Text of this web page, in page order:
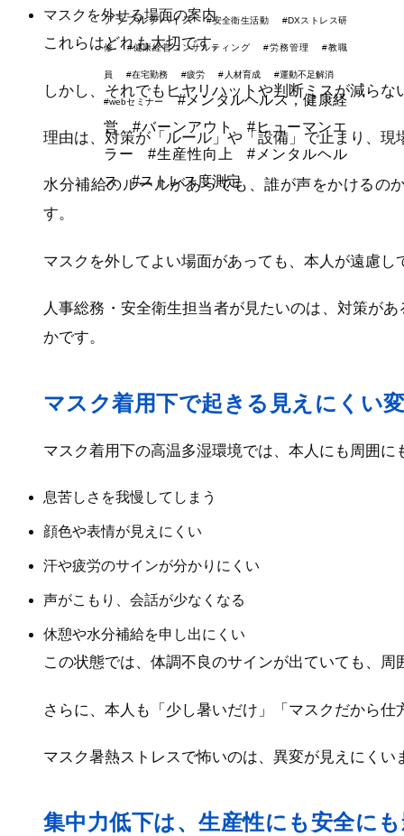
マスクを外せる場面の案内
これらはどれも大切です。
しかし、それでもヒヤリハットや判断ミスが減らな
理由は、対策が「ルール」や「設備」で止まり、
水分補給のルールがあっても、誰が声をかけるの
す。
マスクを外してよい場面があっても、本人が遠慮
人事総務・安全衛生担当者が見たいのは、対策が
かです。
マスク着用下で起きる見えにくい
マスク着用下の高温多湿環境では、本人にも周囲
息苦しさを我慢してしまう
顔色や表情が見えにくい
汗や疲労のサインが分かりにくい
声がこもり、会話が少なくなる
休憩や水分補給を申し出にくい
この状態では、体調不良のサインが出ていても、周
さらに、本人も「少し暑いだけ」「マスクだから
マスク暑熱ストレスで怖いのは、異変が見えにく
集中力低下は、生産性にも安全に
アラブルデバイス #安全衛生活動 #DXストレス研
修 #健康経営コンサルティング #労務管理 #教職
員 #在宅勤務 #疲労 #人材育成 #運動不足解消
#webセミナー
#メンタルヘルス，健康経
営
#バーンアウト
#ヒューマンエ
ラー
#生産性向上
#メンタルヘル
ス
#ストレス度測定